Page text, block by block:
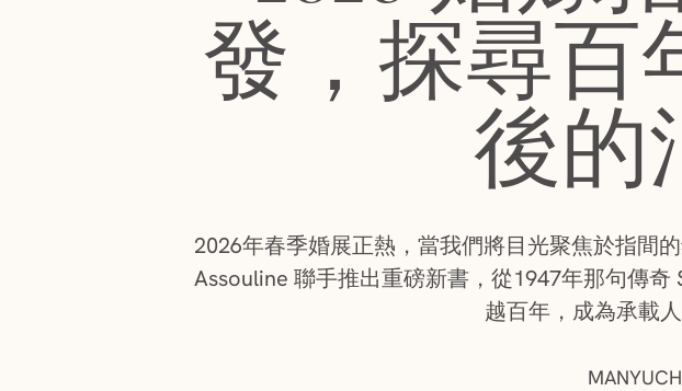
發，探尋百
後的
2026年春季婚展正熱，當我們將目光聚焦於指間
Assouline 聯手推出重磅新書，從1947年那句傳
越百年，成為承載
: